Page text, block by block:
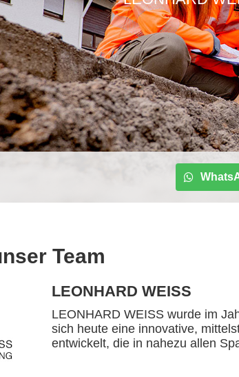
Team
LEONHARD WEISS
LEONHARD WEISS wurde im
sich heute eine innovative,
entwickelt, die in nahezu allen